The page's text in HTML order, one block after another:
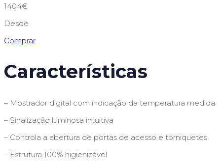
1404€
Desde
Comprar
Características
– Mostrador digital com indicação da temperatura medida
– Sinalização luminosa intuitiva
– Controla a abertura de portas de acesso e torniquetes
– Estrutura 100% higienizável